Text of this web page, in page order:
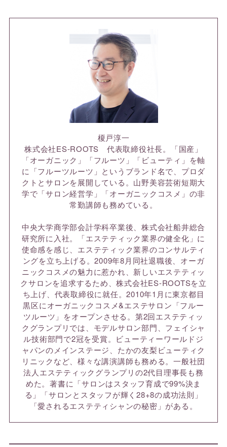
榎戸淳一
株式会社ES-ROOTS 代表取締役社長。「国産」
「オーガニック」「フルーツ」「ビューティ」を軸
に「フルーツルーツ」というブランド名で、プロダ
クトとサロンを展開している。山野美容芸術短期大
学で「サロン経営学」「オーガニックコスメ」の非
常勤講師も務めている。
中央大学商学部会計学科卒業後、株式会社船井総合
研究所に入社。「エステティック業界の健全化」に
使命感を感じ、エステティック業界のコンサルティ
ングを立ち上げる。2009年8月同社退職後、オーガ
ニックコスメの魅力に惹かれ、新しいエステティッ
クサロンを追求するため、株式会社ES-ROOTSを立
ち上げ、代表取締役に就任。2010年1月に東京都目
黒区にオーガニックコスメ&エステサロン「フルー
ツルーツ」をオープンさせる。第2回エステティッ
クグランプリでは、モデルサロン部門、フェイシャ
ル技術部門で2冠を受賞。ビューティーワールドジ
ャパンのメインステージ、たかの友梨ビューティク
リニックなど、様々な講演講師も務める。一般社団
法人エステティックグランプリの2代目理事長も務
めた。著書に「サロンはスタッフ育成で99%決ま
る」「サロンとスタッフが輝く28+8の成功法則」
「愛されるエステティシャンの秘密」がある。